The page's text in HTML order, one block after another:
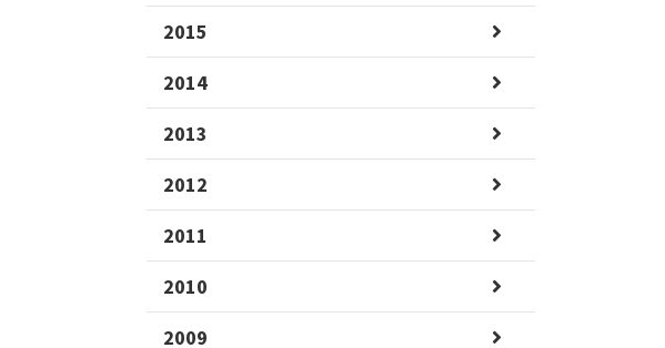
2015
2014
2013
2012
2011
2010
2009